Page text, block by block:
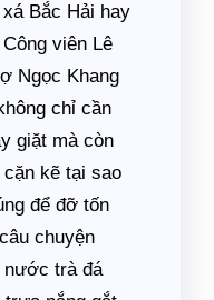
Bắc Hải hay
viên Lê
Ngọc Khang
chỉ cần
giặt mà còn
kẽ tại sao
để đỡ tốn
chuyện
nước trà đá